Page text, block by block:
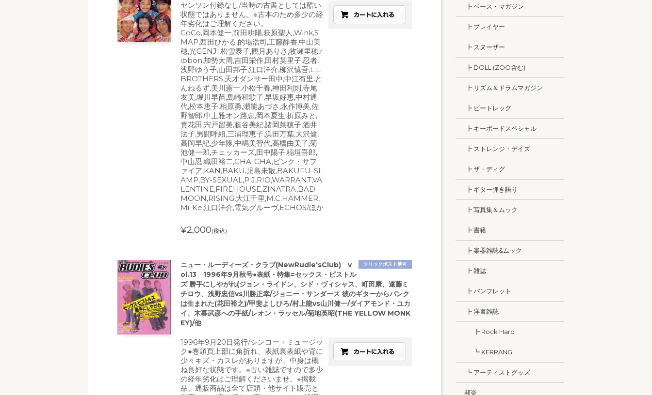
ヤンソン付録なし/当時の古書としては酷い
状態ではありません。※古本のため多少の経
年劣化はご理解ください。
CoCo,岡本健一,前田耕陽,萩原聖人,Wink,S
MAP,西田ひかる,的場浩司,工藤静香,中山美
穂,光GENJI,松雪泰子,観月ありさ,牧瀬里穂,r
ibbon,加勢大周,吉田栄作,田村英里子,忍者,
浅野ゆう子,山田邦子,江口洋介,柳沢慎吾,L.L.
BROTHERS,天才ダンサー田中,中江有里,と
んねるず,美川憲一,小松千春,神田利則,寺尾
友美,堀川早苗,島崎和歌子,早坂好恵,中村通
代,松本恵子,相原勇,瀬能あづさ,永作博美,佐
野智郎,中上雅オン路恵,岡本夏生,折原みと,
貴花田,宍戸留美,藤谷美紀,諸岡菜穂子,酒井
法子,男闘呼組,三浦理恵子,浜田万葉,大沢健,
高岡早紀,少年隊,中嶋美智代,高橋由美子,菊
池健一郎,チェッカーズ,田中陽子,稲垣吾郎,
中山忍,織田裕二,CHA-CHA,ピンク・サフ
ァイア,KAN,BAKU,児島未散,BAKUFU-SL
AMP,BY-SEXUAL,P.J,RIO,WARRANT,VA
LENTINE,FIREHOUSE,ZINATRA,BAD
MOON,RISING,大江千里,M.C.HAMMER,
Mi-Ke,江口洋介,電気グルーヴ,ECHOS/ほか
¥2,000(税込)
クリックポスト他可
ニュー・ルーディーズ・クラブ(NewRudie'sClub) v
ol.13 1996年9月秋号●表紙・特集=セックス・ピストル
ズ 勝手にしやがれ(ジョン・ライドン、シド・ヴィシャス、町田康、遠藤ミ
チロウ、浅野忠信vs川勝正幸/ジョニー・サンダース 彼のギターからパンク
は生まれた(花田裕之)/甲斐よしひろ/村上龍vs山川健一/ダイアモンド・ユカ
イ、木暮武彦への手紙/レオン・ラッセル/菊地英昭(THE YELLOW MONK
EY)/他
1996年9月20日発行/シンコー・ミュージッ
ク●巻頭頁上部に角折れ、表紙裏表紙や背に
少々キズ・カスレがありますが、中身は概
ね良好な状態です。※古い雑誌ですので多少
の経年劣化はご理解くださいませ。※掲載
品、通販商品は全て店頭・他サイト販売と
┣ ベース・マガジン
┣ プレイヤー
┣ スヌーザー
┣ DOLL (ZOO含む)
┣ リズム＆ドラムマガジン
┣ ビートレッグ
┣ キーボードスペシャル
┣ ストレンジ・デイズ
┣ ザ・ディグ
┣ ギター弾き語り
┣ 写真集＆ムック
┣ 書籍
┣ 楽器雑誌&ムック
┣ 雑誌
┣ パンフレット
┣ 洋書雑誌
┣ Rock Hard
┗ KERRANG!
┗ アーティストグッズ
邦楽